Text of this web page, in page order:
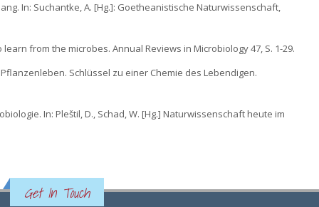
In: Suchantke, A. [Hg.]: Goetheanistische Naturwissenschaft,
from the microbes. Annual Reviews in Microbiology 47, S. 1-29.
Schlüssel zu einer Chemie des Lebendigen.
In: Pleštil, D., Schad, W. [Hg.] Naturwissenschaft heute im
Get In Touch